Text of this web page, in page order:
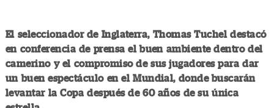
El seleccionador de Inglaterra, Thomas Tuchel destacó
en conferencia de prensa el buen ambiente dentro del
camerino y el compromiso de sus jugadores para dar
un buen espectáculo en el Mundial, donde buscarán
levantar la Copa después de 60 años de su única